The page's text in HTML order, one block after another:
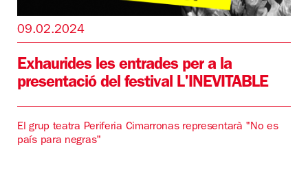
09.02.2024
Exhaurides les entrades per a la
presentació del festival L'INEVITABLE
El grup teatra Periferia Cimarronas representarà "No es
país para negras"